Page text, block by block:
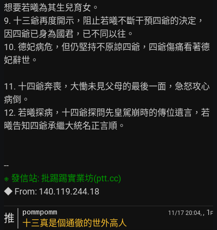
想要若曦為其生兒育女。
9. 十三爺再度開示，阻止若曦不斷干預四爺的決定，
因四爺已身為國君，已不同以往。
10. 德妃病危，但仍堅持不原諒四爺，四爺傷痛看著德
妃辭世。
11. 十四爺奔喪，大慟未見父母的最後一面，急怒攻心
病倒。
12. 若曦探病，十四爺探問先皇駕崩時的傳位遺言，若
曦告知四爺承繼大統名正言順。
推 pommpomm 11/17 20:04, , 1 F
十三真是個通徹的世外高人